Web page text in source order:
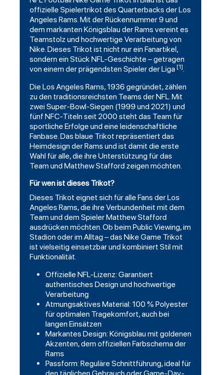
offizielle Spielertrikot des Quarterbacks der Los
Angeles Rams. Mit der Rückennummer 9 und
dem markanten Königsblau der Rams vereint es
Teamstolz und hochwertige Verarbeitung von
Nike. Dieses Trikot ist nicht nur ein Fanartikel,
sondern ein Stück NFL-Geschichte – getragen
von einem der prägendsten Spieler der Liga [1].
Die Los Angeles Rams, 1936 gegründet, zählen
zu den traditionsreichsten Teams der NFL. Mit
zwei Super-Bowl-Siegen (1999 und 2021) und
fünf NFC-Titeln seit 2000 steht das Team für
sportliche Erfolge und eine leidenschaftliche
Fanbase. Das blaue Trikot repräsentiert das
Heimdesign der Rams und ist damit die erste
Wahl für alle, die ihre Unterstützung für das
Team und Matthew Stafford zeigen möchten.
Für wen ist dieses Trikot?
Dieses Trikot eignet sich für alle Fans der Los
Angeles Rams, die ihre Verbundenheit mit dem
Team und dem Spieler Matthew Stafford
ausdrücken möchten. Ob beim Public Viewing, im
Stadion oder im Alltag – das Nike Game Trikot
ist vielseitig einsetzbar und kombiniert Stil mit
Funktionalität.
Offizielle NFL-Lizenz: Garantiert
authentisches Design und hochwertige
Verarbeitung
Atmungsaktives Material: 100 % Polyester
für optimalen Tragekomfort, auch bei
langen Einsätzen
Markantes Design: Königsblau mit goldenen
Akzenten, dem offiziellen Farbschema der
Rams
Passform: Reguläre Schnittführung, ideal für